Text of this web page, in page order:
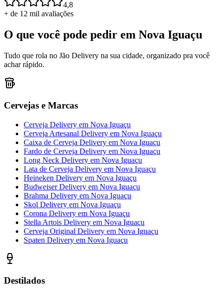
4,8
+ de 12 mil avaliações
O que você pode pedir em Nova Iguaçu
Tudo que rola no Jão Delivery na sua cidade, organizado pra você
achar rápido.
Cervejas e Marcas
Cerveja Delivery em Nova Iguaçu
Cerveja Artesanal Delivery em Nova Iguaçu
Caixa de Cerveja Delivery em Nova Iguaçu
Fardo de Cerveja Delivery em Nova Iguaçu
Long Neck Delivery em Nova Iguaçu
Lata de Cerveja Delivery em Nova Iguaçu
Heineken Delivery em Nova Iguaçu
Budweiser Delivery em Nova Iguaçu
Brahma Delivery em Nova Iguaçu
Skol Delivery em Nova Iguaçu
Corona Delivery em Nova Iguaçu
Stella Artois Delivery em Nova Iguaçu
Cerveja Original Delivery em Nova Iguaçu
Spaten Delivery em Nova Iguaçu
Destilados